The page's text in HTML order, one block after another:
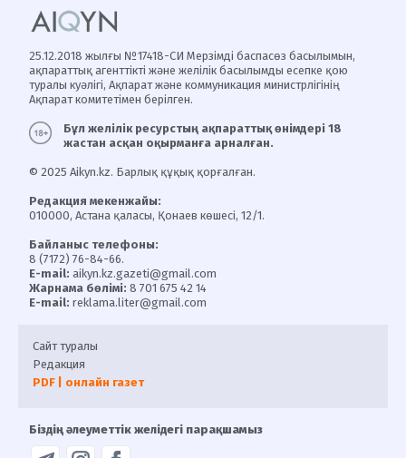
25.12.2018 жылғы №17418-СИ Мерзімді баспасөз басылымын,
ақпараттық агенттікті және желілік басылымды есепке қою
туралы куәлігі, Ақпарат және коммуникация министрлігінің
Ақпарат комитетімен берілген.
Бұл желілік ресурстың ақпараттық өнімдері 18
жастан асқан оқырманға арналған.
© 2025 Aikyn.kz. Барлық құқық қорғалған.
Редакция мекенжайы:
010000, Астана қаласы, Қонаев көшесі, 12/1.
Байланыс телефоны:
8 (7172) 76-84-66.
E-mail: aikyn.kz.gazeti@gmail.com
Жарнама бөлімі: 8 701 675 42 14
E-mail: reklama.liter@gmail.com
Сайт туралы
Редакция
PDF | онлайн газет
Біздің әлеуметтік желідегі парақшамыз